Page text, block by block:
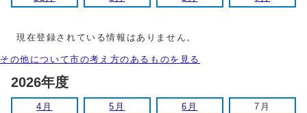
現在登録されている情報はありません。
その他について市の考え方のあるものを見る
2026年度
4月 5月 6月 7月